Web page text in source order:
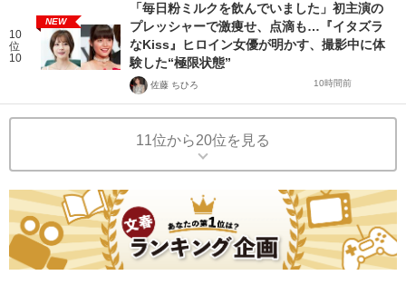
10
位
10
NEW
「毎日粉ミルクを飲んでいました」初主演の
プレッシャーで激痩せ、点滴も…『イタズラ
なKiss』ヒロイン女優が明かす、撮影中に体
験した“極限状態”
佐藤 ちひろ 10時間前
11位から20位を見る